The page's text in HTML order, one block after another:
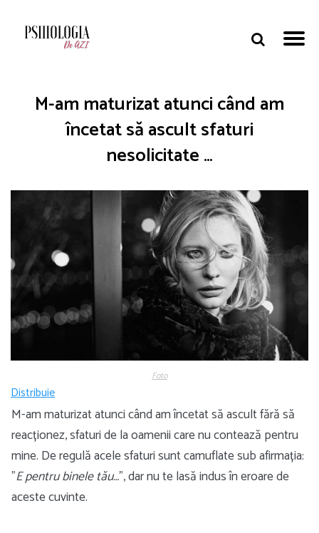
M-am maturizat atunci când am
încetat să ascult sfaturi
nesolicitate …
Foto
Distribuie
M-am maturizat atunci când am încetat să ascult fără să
reacționez, sfaturi de la oamenii care nu contează pentru
mine. De regulă acele sfaturi sunt camuflate sub afirmația:
”E pentru binele tău…”, dar nu te lasă indus în eroare de
aceste cuvinte.